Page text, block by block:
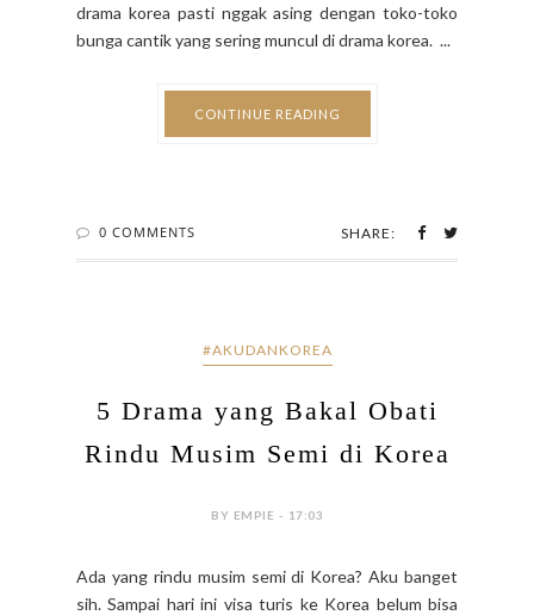
drama korea pasti nggak asing dengan toko-toko
bunga cantik yang sering muncul di drama korea. ...
CONTINUE READING
0 COMMENTS SHARE:
#AKUDANKOREA
5 Drama yang Bakal Obati
Rindu Musim Semi di Korea
BY EMPIE - 17:03
Ada yang rindu musim semi di Korea? Aku banget
sih. Sampai hari ini visa turis ke Korea belum bisa